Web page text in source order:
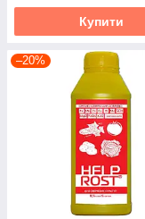
Купити
–20%